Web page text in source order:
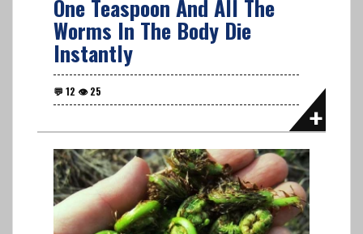
One Teaspoon And All The
Worms In The Body Die
Instantly